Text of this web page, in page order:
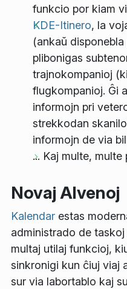
funkcio por kiam
KDE-Itinero, la
(ankaŭ
plibonigas
trajnokompanioj
flugkompanioj. Ĝi
informojn pri
strekkodan
informojn de via
... Kaj multe, multe
Novaj Alvenoj
Kalendar estas
administrado de
multaj utilaj funkcioj,
sinkronigi kun ĉiuj viaj
sur via labortablo kaj